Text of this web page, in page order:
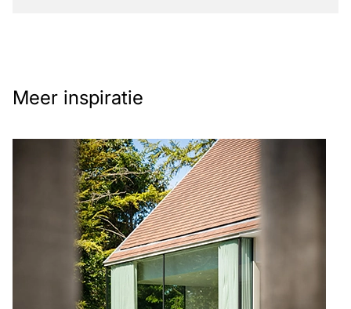
Meer inspiratie